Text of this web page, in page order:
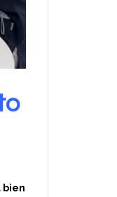
bien